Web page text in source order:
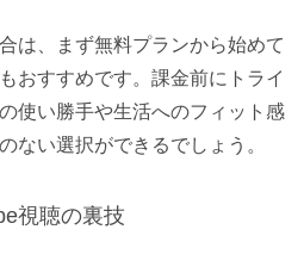
は、まず無料プランから始めて
おすすめです。課金前にトライ
使い勝手や生活へのフィット感
ない選択ができるでしょう。
視聴の裏技